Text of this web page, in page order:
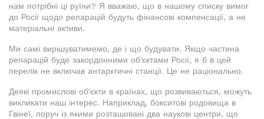
нам потрібні ці руїни? Я вважаю, що в нашому списку вимог
до Росії щодо репарацій будуть фінансові компенсації, а не
матеріальні активи.
Ми самі вирішуватимемо, де і що будувати. Якщо частина
репарацій буде закордонними об'єктами Росії, я б в цей
перелік не включав антарктичні станції. Це не раціонально.
Деякі промислові об'єкти в країнах, що розвиваються, можуть
викликати наш інтерес. Наприклад, бокситові родовища в
Гвінеї, поруч із якими розташовані два наукові центри, що